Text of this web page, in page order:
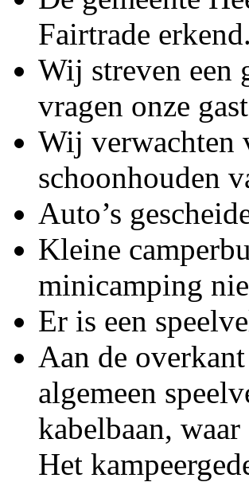
Fairtrade erkend.
Wij streven een
vragen onze
Wij verwachten
schoonhouden
Auto’s
Kleine
minicamping
Er is een
Aan de
algemeen
kabelbaan,
Het